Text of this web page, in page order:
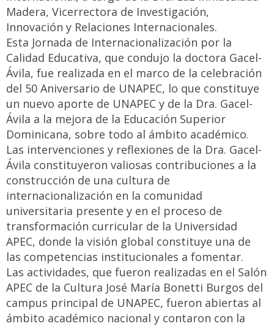
Madera, Vicerrectora de Investigación,
Innovación y Relaciones Internacionales.
Esta Jornada de Internacionalización por la
Calidad Educativa, que condujo la doctora Gacel-
Ávila, fue realizada en el marco de la celebración
del 50 Aniversario de UNAPEC, lo que constituye
un nuevo aporte de UNAPEC y de la Dra. Gacel-
Ávila a la mejora de la Educación Superior
Dominicana, sobre todo al ámbito académico.
Las intervenciones y reflexiones de la Dra. Gacel-
Ávila constituyeron valiosas contribuciones a la
construcción de una cultura de
internacionalización en la comunidad
universitaria presente y en el proceso de
transformación curricular de la Universidad
APEC, donde la visión global constituye una de
las competencias institucionales a fomentar.
Las actividades, que fueron realizadas en el Salón
APEC de la Cultura José María Bonetti Burgos del
campus principal de UNAPEC, fueron abiertas al
ámbito académico nacional y contaron con la